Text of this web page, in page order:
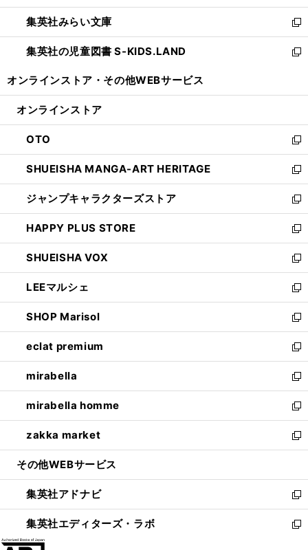
開
く
ウ
で
開
く
ン
ド
ウ
で
ウ
ィ
ン
ド
開
集英社みらい文庫
新
し
い
ン
ウ
で
開
く
集英社の児童図書 S-KIDS.LAND
新
ウ
ン
ド
ウ
で
開
く
オンラインストア・ その他WEBサービス
オンラインストア
OTO
新
し
い
ウ
ィ
ン
ド
ウ
で
開
く
SHUEISHA MANGA-ART HERITAGE
新
し
い
ウ
ィ
ン
ド
ウ
で
開
く
ジャンプキャラクターズストア
新
し
い
ウ
ィ
ン
ド
ウ
で
開
く
HAPPY PLUS STORE
新
し
い
ウ
ィ
ン
ド
ウ
で
開
く
SHUEISHA VOX
新
し
い
ウ
ィ
ン
ド
ウ
で
開
く
LEEマルシェ
新
し
い
ウ
ィ
ン
ド
ウ
で
開
く
SHOP Marisol
新
し
い
ウ
ィ
ン
ド
ウ
で
開
eclat premium
新
し
い
ウ
ィ
ン
ド
ウ
開
く
mirabella
新
し
い
ウ
ィ
ン
ウ
で
開
く
mirabella homme
新
し
い
ウ
ン
ド
ウ
で
zakka market
新
し
ウ
ィ
ン
ド
その他WEBサービス
集英社アドナビ
新
し
い
集英社エディターズ・ラボ
新